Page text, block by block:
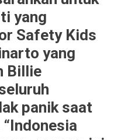
yang
Safety Kids
yang
Billie
panik saat